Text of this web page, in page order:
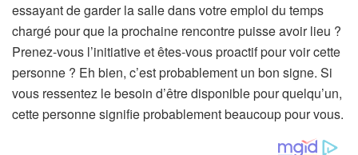
essayant de garder la salle dans votre emploi du temps
chargé pour que la prochaine rencontre puisse avoir lieu ?
Prenez-vous l’initiative et êtes-vous proactif pour voir cette
personne ? Eh bien, c’est probablement un bon signe. Si
vous ressentez le besoin d’être disponible pour quelqu’un,
cette personne signifie probablement beaucoup pour vous.